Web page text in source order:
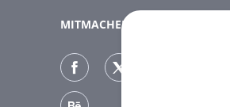
MITMACHEN